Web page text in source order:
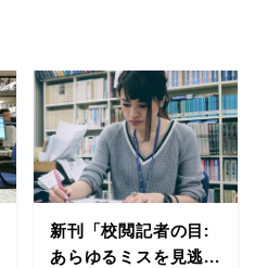
新刊「校閲記者の目:
あらゆるミスを見逃...